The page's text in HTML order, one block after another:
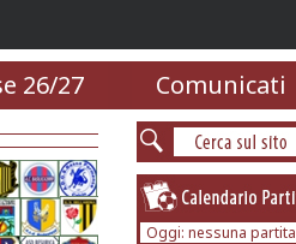
26/27 Comunicati
Oggi: nessuna partita